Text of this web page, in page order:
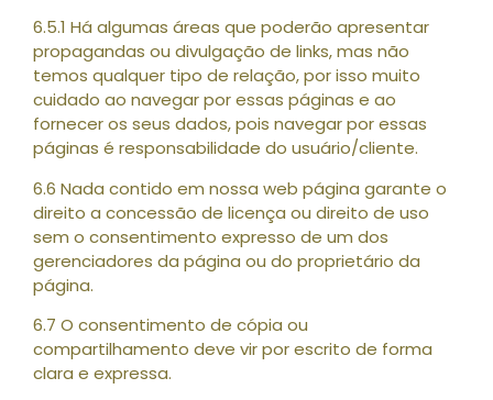
6.5.1 Há algumas áreas que poderão apresentar
propagandas ou divulgação de links, mas não
temos qualquer tipo de relação, por isso muito
cuidado ao navegar por essas páginas e ao
fornecer os seus dados, pois navegar por essas
páginas é responsabilidade do usuário/cliente.
6.6 Nada contido em nossa web página garante o
direito a concessão de licença ou direito de uso
sem o consentimento expresso de um dos
gerenciadores da página ou do proprietário da
página.
6.7 O consentimento de cópia ou
compartilhamento deve vir por escrito de forma
clara e expressa.